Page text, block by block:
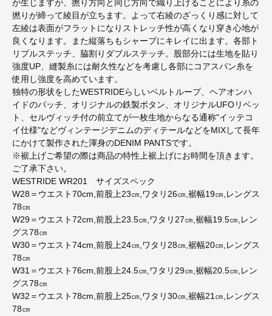
が生じますが、撚り方向と同じ方向で織り上げることにより糸の
撚りが締って綾目が立ちます。よって右綾のざっくり感に対して
左綾は表面がフラットになりストレッチ性が高くなり穿き心地が
良くなります。また縦落ちもシャープにキレイに出ます。各部ト
リプルステッチ、脇割りダブルステッチ。股部分には生地を貼り
強度UP、縫製糸には耐久性などを考慮し各部にコアスパン糸を
使用し強度を高めています。
独特の形状をしたWESTRIDEらしいベルトループ、ヘアオンハ
イドのパッチ、オリジナルの鉄製ボタン、オリジナルUFOリベッ
ト、セルヴィッチ付の前立てが一枚生地からなる通称"イッテコ
イ仕様"などヴィンテージデニムのディテールなどをMIXして長年
にかけて製作された渾身のDENIM PANTSです。
※裾上げご希望の際は商品の特性上裾上げにお時間を頂きます。
ご了承下さい。
WESTRIDE WR201 サイズスペック
W28＝ウエスト70cm,前股上23㎝,ワタリ26㎝,裾幅19㎝,レングス
78㎝
W29＝ウエスト72cm,前股上23.5㎝,ワタリ27㎝,裾幅19.5㎝,レン
グス78㎝
W30＝ウエスト74cm,前股上24㎝,ワタリ28㎝,裾幅20㎝,レングス
78㎝
W31＝ウエスト76cm,前股上24.5㎝,ワタリ29㎝,裾幅20.5㎝,レン
グス78㎝
W32＝ウエスト78cm,前股上25㎝,ワタリ30㎝,裾幅21㎝,レングス
78㎝